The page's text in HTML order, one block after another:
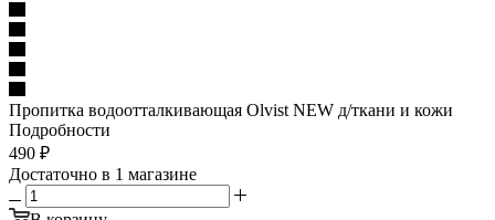
Пропитка водоотталкивающая Olvist NEW д/ткани и кожи
Подробности
490 ₽
Достаточно в 1 магазине